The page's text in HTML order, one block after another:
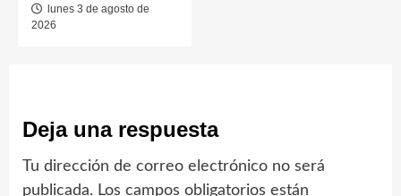
lunes 3 de agosto de
2026
Deja una respuesta
Tu dirección de correo electrónico no será
publicada. Los campos obligatorios están